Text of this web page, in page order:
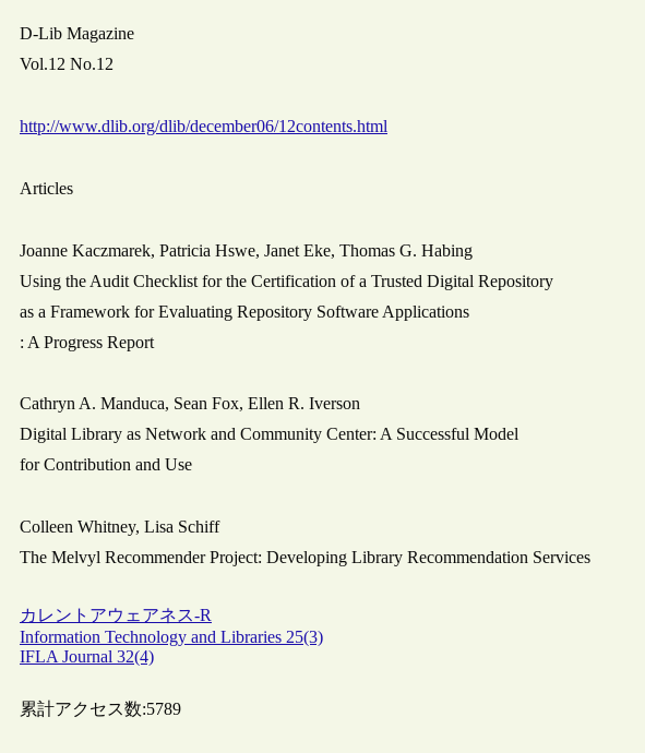
D-Lib Magazine
Vol.12 No.12
http://www.dlib.org/dlib/december06/12contents.html
Articles
Joanne Kaczmarek, Patricia Hswe, Janet Eke, Thomas G. Habing
Using the Audit Checklist for the Certification of a Trusted Digital Repository
as a Framework for Evaluating Repository Software Applications
: A Progress Report
Cathryn A. Manduca, Sean Fox, Ellen R. Iverson
Digital Library as Network and Community Center: A Successful Model
for Contribution and Use
Colleen Whitney, Lisa Schiff
The Melvyl Recommender Project: Developing Library Recommendation Services
カレントアウェアネス-R
Information Technology and Libraries 25(3)
IFLA Journal 32(4)
累計アクセス数:5789